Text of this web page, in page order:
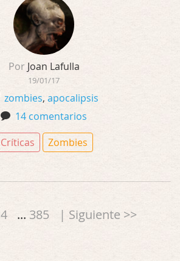
PorJoan Lafulla
19/01/17
zombies, apocalipsis
14 comentarios
Críticas
Zombies
4 ... 385 | Siguiente >>